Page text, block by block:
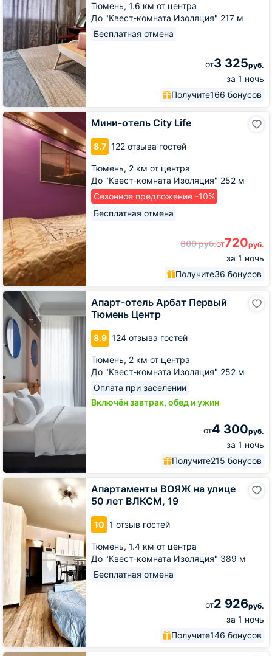
Тюмень, 1.6 км от центра
До "Квест-комната Изоляция" 217 м
Бесплатная отмена
от3 325руб.
за 1 ночь
Получите166 бонусов
Мини-отель City Life
8.7 122 отзыва гостей
Тюмень, 2 км от центра
До "Квест-комната Изоляция" 252 м
Сезонное предложение -10%
Бесплатная отмена
800руб.от720руб.
за 1 ночь
Получите36 бонусов
Мини-
отель
City
Апарт-отель Арбат Первый
Тюмень Центр
8.9 124 отзыва гостей
Тюмень, 2 км от центра
До "Квест-комната Изоляция" 252 м
Оплата при заселении
Включён завтрак, обед и ужин
от4 300руб.
за 1 ночь
Получите215 бонусов
Апарт-
отель
Арбат
Первый
Тюмень
Центр
Апартаменты ВОЯЖ на улице
50 лет ВЛКСМ, 19
10 1 отзыв гостей
Тюмень, 1.4 км от центра
До "Квест-комната Изоляция" 389 м
Бесплатная отмена
от2 926руб.
за 1 ночь
Получите146 бонусов
Апартаменты
ВОЯЖ
на
50
ВЛКСМ,